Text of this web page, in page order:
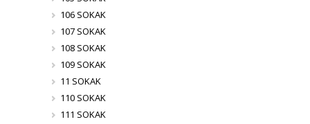
106 SOKAK
107 SOKAK
108 SOKAK
109 SOKAK
11 SOKAK
110 SOKAK
111 SOKAK